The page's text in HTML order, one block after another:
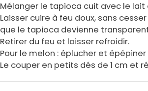
Mélanger le tapioca cuit avec le lait
Laisser cuire à feu doux, sans
que le tapioca devienne
Retirer du feu et laisser refroidir.
Pour le melon : éplucher et
Le couper en petits dés de 1 cm et